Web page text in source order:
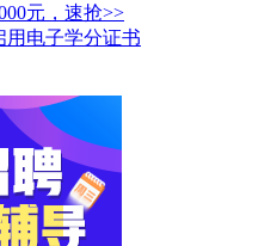
元，速抢>>
用电子学分证书